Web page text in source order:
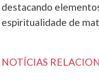
destacando
espiritualidade de
NOTÍCIAS